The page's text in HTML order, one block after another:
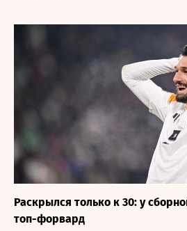
Раскрылся только к 30: у
топ-форвард